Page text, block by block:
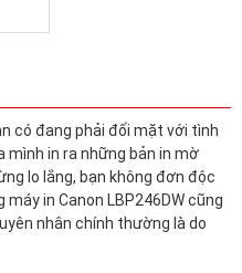
có đang phải đối mặt với tình
mình in ra những bản in mờ
lo lắng, bạn không đơn độc
in Canon LBP246DW cũng
nhân chính thường là do